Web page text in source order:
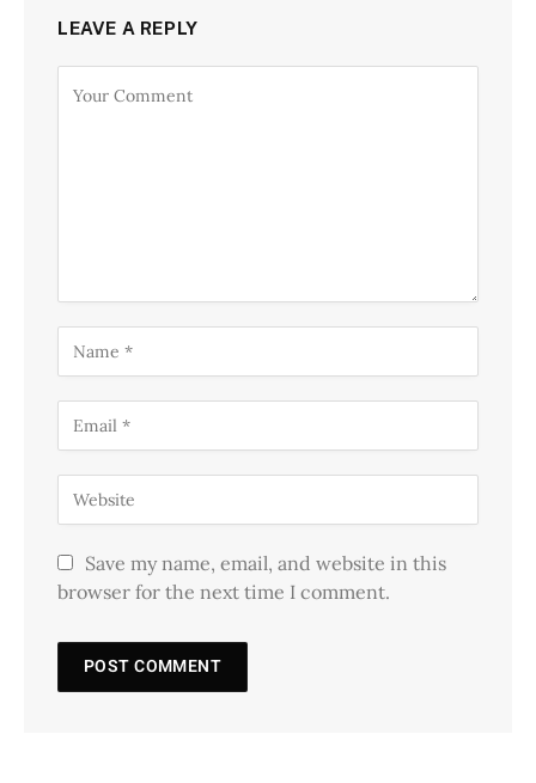
LEAVE A REPLY
Save my name, email, and website in this
browser for the next time I comment.